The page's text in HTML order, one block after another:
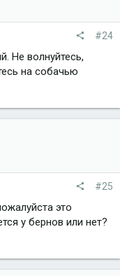
#24
Не волнуйтесь,
на собачью
#25
это
у бернов или нет?